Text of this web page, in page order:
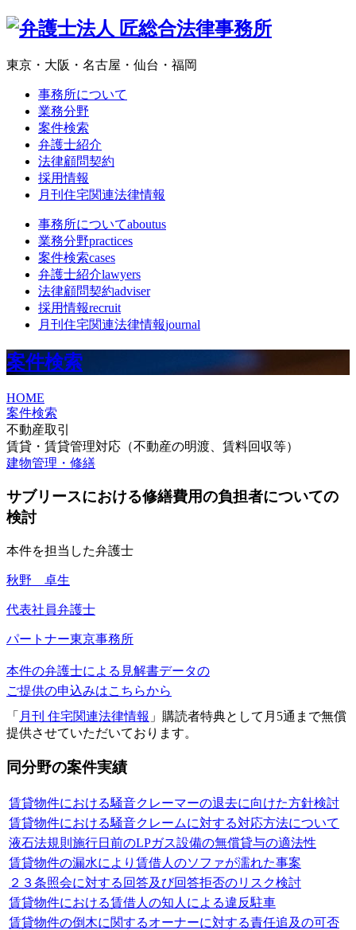
東京・大阪・名古屋・仙台・福岡
事務所について
業務分野
案件検索
弁護士紹介
法律顧問契約
採用情報
月刊住宅関連法律情報
事務所についてaboutus
業務分野practices
案件検索cases
弁護士紹介lawyers
法律顧問契約adviser
採用情報recruit
月刊住宅関連法律情報journal
案件検索
HOME
案件検索
不動産取引
賃貸・賃貸管理対応（不動産の明渡、賃料回収等）
建物管理・修繕
サブリースにおける修繕費用の負担者についての
検討
本件を担当した弁護士
秋野 卓生
代表社員弁護士
パートナー東京事務所
本件の弁護士による見解書データの
ご提供の申込みはこちらから
「 月刊 住宅関連法律情報 」購読者特典として月5通まで無償
提供させていただいております。
同分野の案件実績
賃貸物件における騒音クレーマーの退去に向けた方針検討
賃貸物件における騒音クレームに対する対応方法について
液石法規則施行日前のLPガス設備の無償貸与の適法性
賃貸物件の漏水により賃借人のソファが濡れた事案
２３条照会に対する回答及び回答拒否のリスク検討
賃貸物件における賃借人の知人による違反駐車
賃貸物件の倒木に関するオーナーに対する責任追及の可否